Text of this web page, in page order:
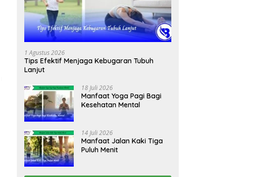
1 Agustus 2026
Tips Efektif Menjaga Kebugaran Tubuh
Lanjut
18 Juli 2026
Manfaat Yoga Pagi Bagi
Kesehatan Mental
14 Juli 2026
Manfaat Jalan Kaki Tiga
Puluh Menit